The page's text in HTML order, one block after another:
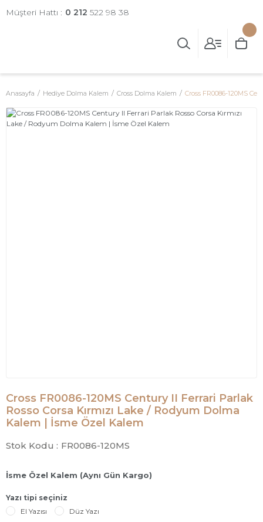
Müşteri Hattı : 0 212 522 98 38
Anasayfa Hediye Dolma Kalem Cross Dolma Kalem Cross FR0086-120MS
Cross FR0086-120MS Century II Ferrari Parlak
Rosso Corsa Kırmızı Lake / Rodyum Dolma
Kalem | İsme Özel Kalem
Stok Kodu : FR0086-120MS
İsme Özel Kalem (Aynı Gün Kargo)
Yazı tipi seçiniz
El Yazısı
Düz Yazı